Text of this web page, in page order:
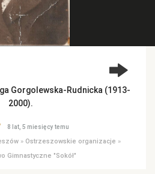
Gorgolewska-Rudnicka (1913-
2000).
8 lat, 5 miesięcy temu
» Ostrzeszowskie organizacje »
Gimnastyczne "Sokół"